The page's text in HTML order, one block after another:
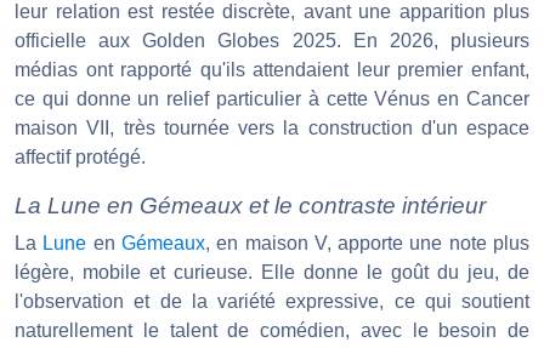
leur relation est restée discrète, avant une apparition plus
officielle aux Golden Globes 2025. En 2026, plusieurs
médias ont rapporté qu'ils attendaient leur premier enfant,
ce qui donne un relief particulier à cette Vénus en Cancer
maison VII, très tournée vers la construction d'un espace
affectif protégé.
La Lune en Gémeaux et le contraste intérieur
La Lune en Gémeaux, en maison V, apporte une note plus
légère, mobile et curieuse. Elle donne le goût du jeu, de
l'observation et de la variété expressive, ce qui soutient
naturellement le talent de comédien, avec le besoin de